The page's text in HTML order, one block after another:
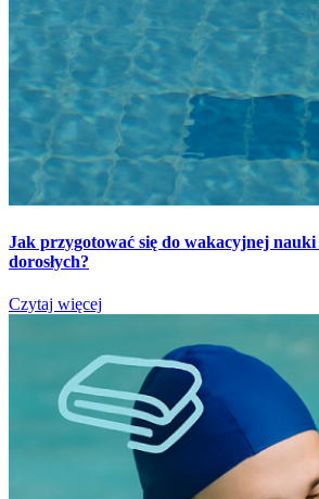
Jak przygotować się do wakacyjnej nauki
dorosłych?
Czytaj więcej